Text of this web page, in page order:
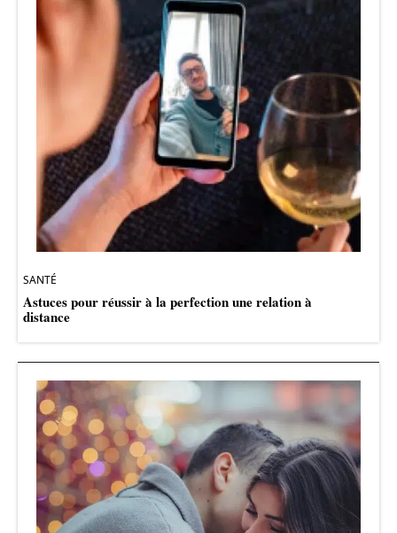
SANTÉ
Astuces pour réussir à la perfection une relation à
distance